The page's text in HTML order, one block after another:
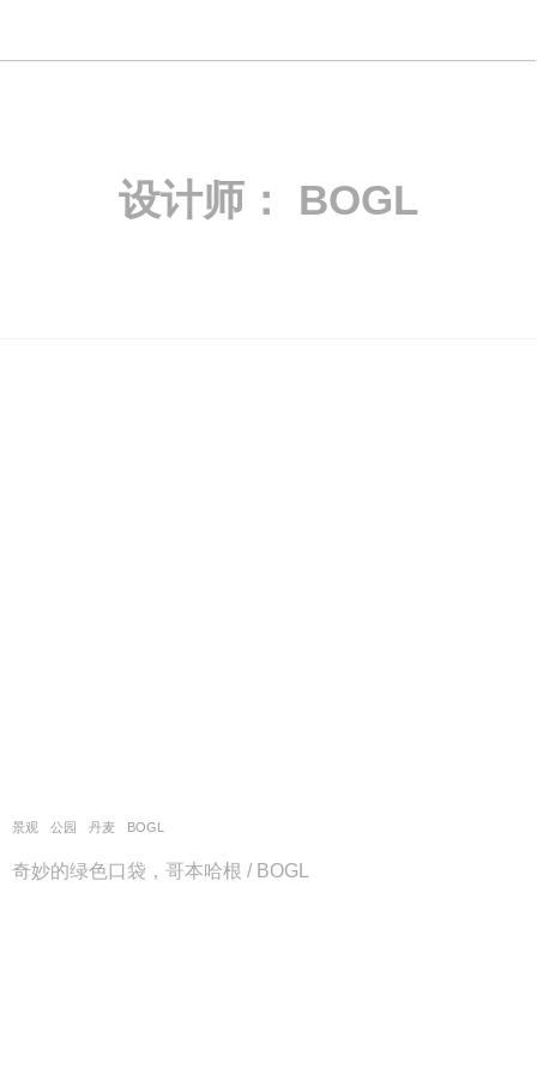
设计师： BOGL
景观 公园 丹麦 BOGL
奇妙的绿色口袋，哥本哈根 / BOGL